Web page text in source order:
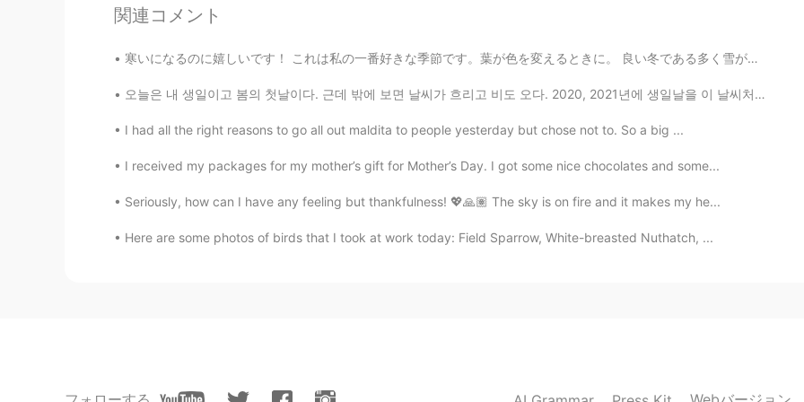
@निष्ठा Namaste.
CN HI
नमस्कार
Sania 사니아 2020.10.31 09:03
HI
HI KR
関連コメント
寒いになるのに嬉しいです！ これは私の一番好きな季節です。葉が色を変えるときに。 良い冬である多く雪が降るといいです。 昨日、散歩しました。本当に綺麗でした！ 夫は息子石をスキップする方法を教...
오늘은 내 생일이고 봄의 첫날이다. 근데 밖에 보면 날씨가 흐리고 비도 오다. 2020, 2021년에 생일날을 이 날씨처럼 비슷하게 생각하다. 내년에 따듯한 봄이 왔으면 좋겠...
I had all the right reasons to go all out maldita to people yesterday but chose not to. So a big ...
I received my packages for my mother’s gift for Mother’s Day. I got some nice chocolates and some...
Seriously, how can I have any feeling but thankfulness! 💖🙏🏽 The sky is on fire and it makes my he...
Here are some photos of birds that I took at work today: Field Sparrow, White-breasted Nuthatch, ...